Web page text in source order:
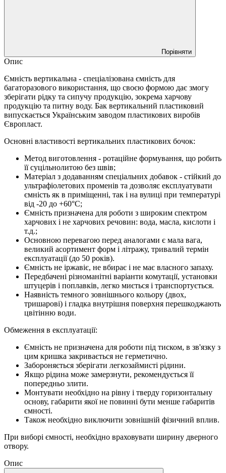
Порівняти
Опис
Ємність вертикальна - спеціалізована ємність для
багаторазового використання, що своєю формою дає змогу
зберігати рідку та сипучу продукцію, зокрема харчову
продукцію та питну воду. Бак вертикальний пластиковий
випускається Українським заводом пластикових виробів
Європласт.
Основні властивості вертикальних пластикових бочок:
Метод виготовлення - ротаційне формування, що робить
її суцільнолитою без швів;
Матеріал з додаванням спеціальних добавок - стійкий до
ультрафіолетових променів та дозволяє експлуатувати
ємність як в приміщенні, так і на вулиці при температурі
від -20 до +60°C;
Ємність призначена для роботи з широким спектром
харчових і не харчових речовин: вода, масла, кислоти і
т.д.;
Основною перевагою перед аналогами є мала вага,
великий асортимент форм і літражу, тривалий термін
експлуатації (до 50 років).
Ємність не іржавіє, не вбирає і не має власного запаху.
Передбачені різноманітні варіанти комутації, установки
штуцерів і поплавків, легко миється і транспортується.
Наявність темного зовнішнього кольору (двох,
тришарові) і гладка внутрішня поверхня перешкоджають
цвітінню води.
Обмеження в експлуатації:
Ємність не призначена для роботи під тиском, в зв'язку з
цим кришка закривається не герметично.
Забороняється зберігати легкозаймисті рідини.
Якщо рідина може замерзнути, рекомендується її
попередньо злити.
Монтувати необхідно на рівну і тверду горизонтальну
основу, габарити якої не повинні бути менше габаритів
ємності.
Також необхідно виключити зовнішній фізичний вплив.
При виборі ємності, необхідно враховувати ширину дверного
отвору.
Опис